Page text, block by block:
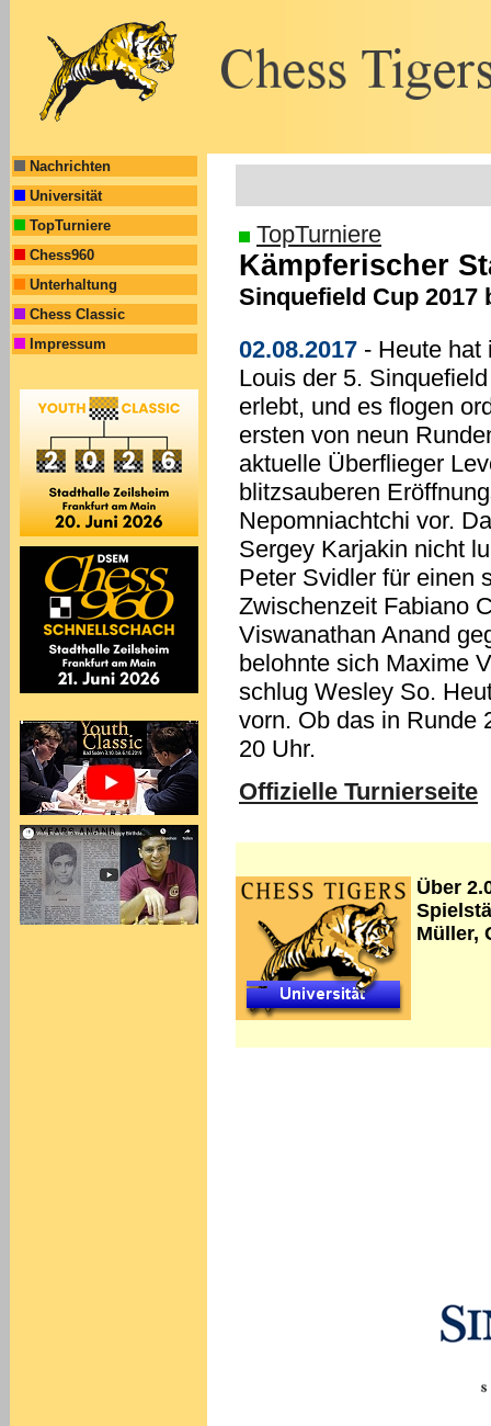
Nachrichten
Universität
TopTurniere
Chess960
Unterhaltung
Chess Classic
Impressum
TopTurniere
Kämpferischer
Sinquefield Cup
02.08.2017 - Heute hat
Louis der 5.
erlebt, und es flogen
ersten von neun
aktuelle Überflieger
blitzsauberen
Nepomniachtchi vor.
Sergey Karjakin nicht
Peter Svidler für einen
Zwischenzeit Fabiano
Viswanathan Anand
belohnte sich Maxime
schlug Wesley So.
vorn. Ob das in Runde
20 Uhr.
Offizielle Turnierseite
Über
Müller,